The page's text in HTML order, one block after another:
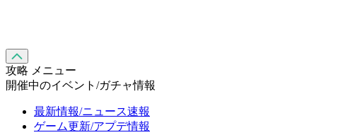
攻略 メニュー
開催中のイベント/ガチャ情報
最新情報/ニュース速報
ゲーム更新/アプデ情報